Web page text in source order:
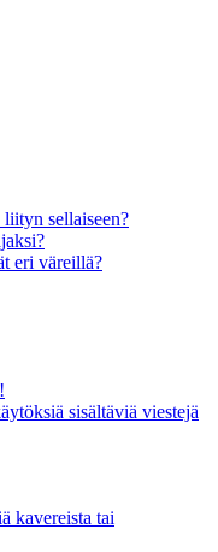
sellaiseen?
eri väreillä?
sisältäviä viestejä
kavereista tai